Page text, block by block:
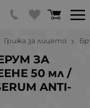
Грижа за лицето
ЗА
50 мл /
ANTI-